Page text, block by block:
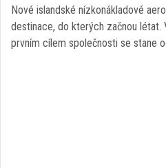
Nové islandské nízkonákladové
destinace, do kterých začnou létat.
prvním cílem společnosti se stane